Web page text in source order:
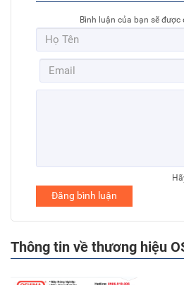
Bình luận của bạn sẽ
Đăng bình luận
Thông tin về thương hiệu